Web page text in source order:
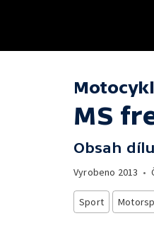
MS
Obsah dílu
Vyrobeno 2013 •
Sport